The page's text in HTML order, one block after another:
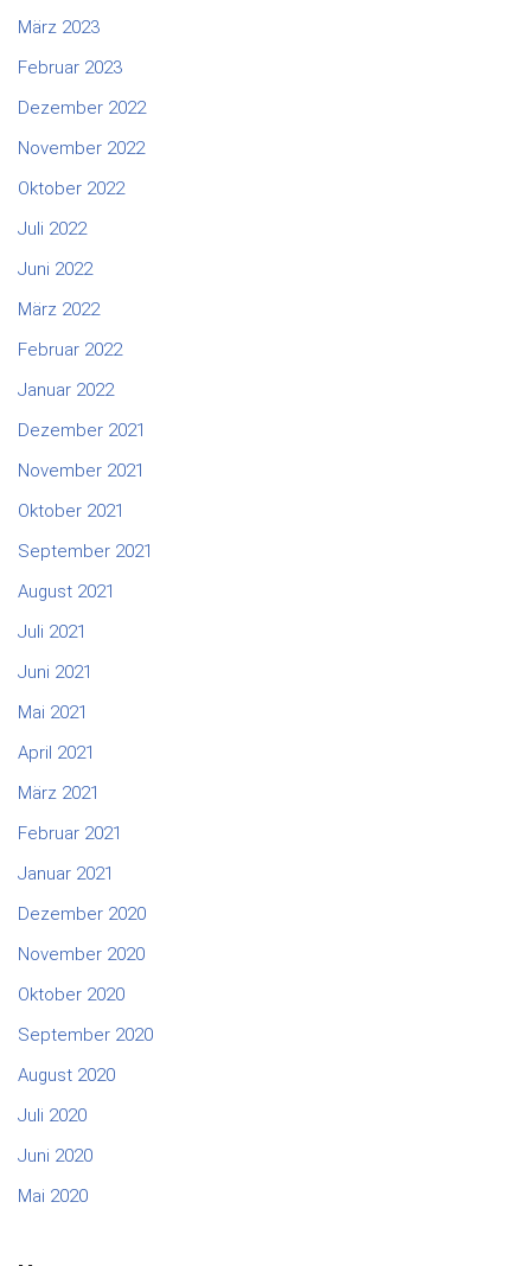
März 2023
Februar 2023
Dezember 2022
November 2022
Oktober 2022
Juli 2022
Juni 2022
März 2022
Februar 2022
Januar 2022
Dezember 2021
November 2021
Oktober 2021
September 2021
August 2021
Juli 2021
Juni 2021
Mai 2021
April 2021
März 2021
Februar 2021
Januar 2021
Dezember 2020
November 2020
Oktober 2020
September 2020
August 2020
Juli 2020
Juni 2020
Mai 2020